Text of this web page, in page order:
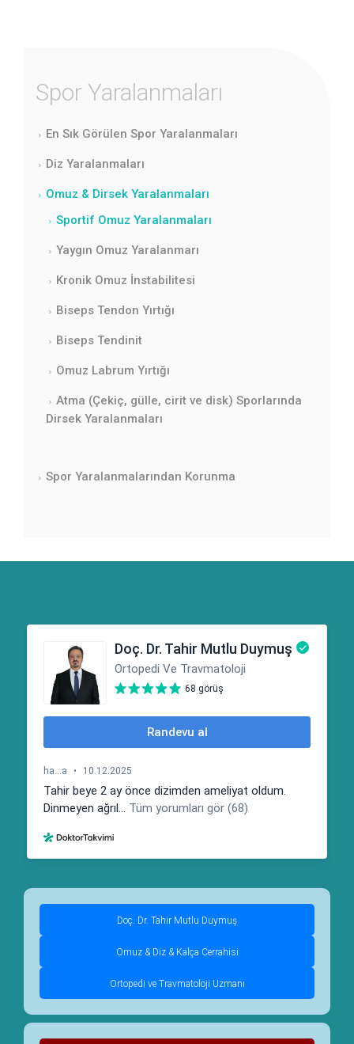
Spor Yaralanmaları
En Sık Görülen Spor Yaralanmaları
Diz Yaralanmaları
Omuz & Dirsek Yaralanmaları
Sportif Omuz Yaralanmaları
Yaygın Omuz Yaralanmarı
Kronik Omuz İnstabilitesi
Biseps Tendon Yırtığı
Biseps Tendinit
Omuz Labrum Yırtığı
Atma (Çekiç, gülle, cirit ve disk) Sporlarında
Dirsek Yaralanmaları
Spor Yaralanmalarından Korunma
Doç. Dr. Tahir Mutlu Duymuş
Omuz & Diz & Kalça Cerrahisi
Ortopedi ve Travmatoloji Uzmanı